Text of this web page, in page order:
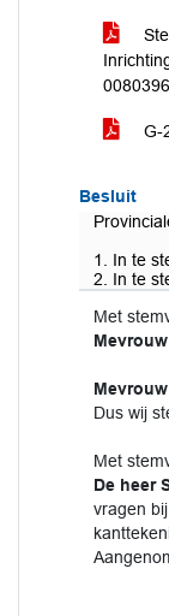
G-
Besluit
1. In te
2. In te
Met
Dus wij
Met
De heer
vragen